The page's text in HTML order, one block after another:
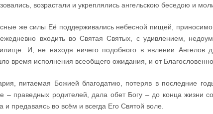
возрастали и укреплялись ангельскою беседою и
же силы Её поддерживались небесной пищей,
входить во Святая Святых, с удивлением,
И, не находя ничего подобного в явлении Ангелов
время исполнения всеобщего ожидания, и от
питаемая Божией благодатию, потеряв в последние
– праведных родителей, дала обет Богу – до конца жизни
и предаваясь во всём и всегда Его Святой воле.